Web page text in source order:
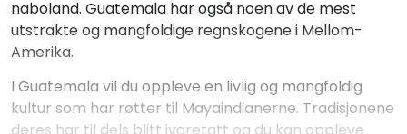
naboland. Guatemala har også noen av de mest
utstrakte og mangfoldige regnskogene i Mellom-
Amerika.
I Guatemala vil du oppleve en livlig og mangfoldig
kultur som har røtter til Mayaindianerne. Tradisjonene